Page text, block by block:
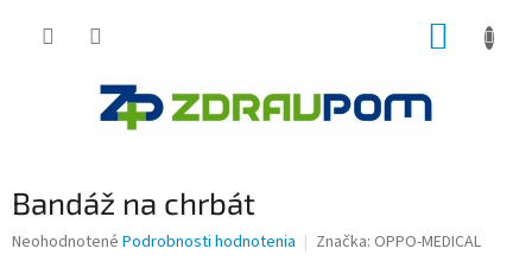
Bandáž na chrbát
Priemerné
Neohodnotené Podrobnosti hodnotenia Značka: OPPO-MEDICAL